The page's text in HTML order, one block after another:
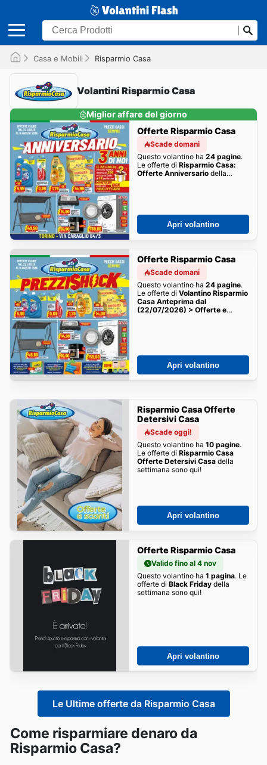
Casa e Mobili Risparmio Casa
Volantini Risparmio Casa
Miglior affare del giorno
Offerte Risparmio Casa
Scade domani
Questo volantino ha 24 pagine.
Le offerte di Risparmio Casa:
Offerte Anniversariodella
Apri volantino
Offerte Risparmio Casa
Scade domani
Questo volantino ha 24 pagine.
Le offerte di Volantino Risparmio
Casa Anteprima dal
(22/07/2026) > Offerte e
Apri volantino
Risparmio Casa Offerte
Detersivi Casa
Scade oggi!
Questo volantino ha 10 pagine.
Le offerte di Risparmio Casa
Offerte Detersivi Casadella
settimana sono qui!
Apri volantino
Offerte Risparmio Casa
Valido fino al 4 nov
Questo volantino ha 1 pagina. Le
offerte di Black Fridaydella
settimana sono qui!
Apri volantino
Le Ultime offerte da Risparmio Casa
Come risparmiare denaro da
Risparmio Casa?